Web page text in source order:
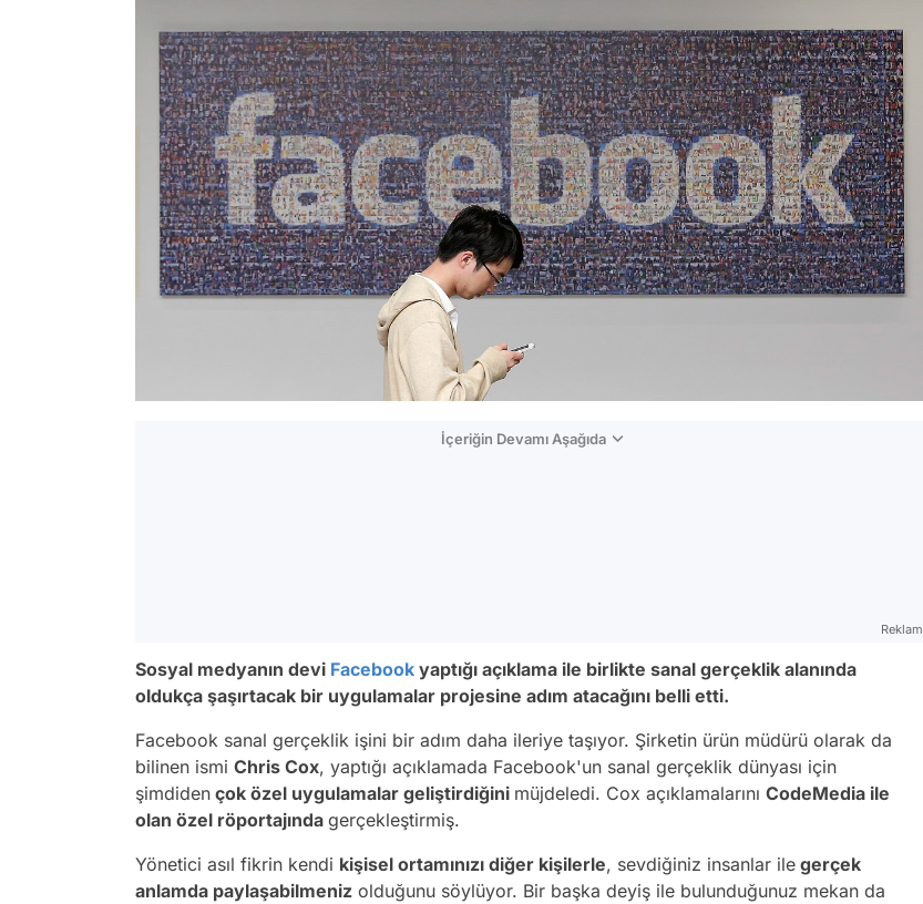
İçeriğin Devamı Aşağıda
Reklam
Sosyal medyanın devi Facebook yaptığı açıklama ile birlikte sanal gerçeklik alanında
oldukça şaşırtacak bir uygulamalar projesine adım atacağını belli etti.
Facebook sanal gerçeklik işini bir adım daha ileriye taşıyor. Şirketin ürün müdürü olarak da
bilinen ismi Chris Cox, yaptığı açıklamada Facebook'un sanal gerçeklik dünyası için
şimdiden çok özel uygulamalar geliştirdiğini müjdeledi. Cox açıklamalarını CodeMedia ile
olan özel röportajında gerçekleştirmiş.
Yönetici asıl fikrin kendi kişisel ortamınızı diğer kişilerle, sevdiğiniz insanlar ile gerçek
anlamda paylaşabilmeniz olduğunu söylüyor. Bir başka deyiş ile bulunduğunuz mekan da